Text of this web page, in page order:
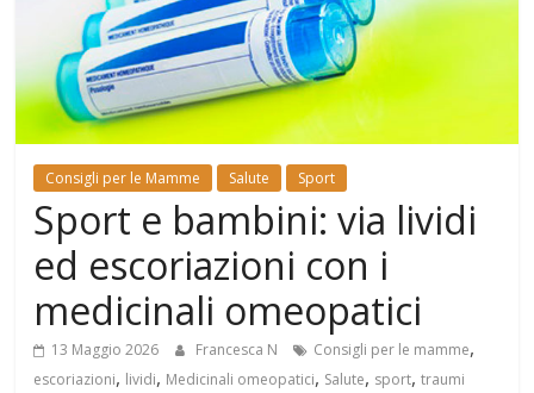
Consigli per le Mamme Salute Sport
Sport e bambini: via lividi
ed escoriazioni con i
medicinali omeopatici
13 Maggio 2026 Francesca N Consigli per le mamme,
escoriazioni, lividi, Medicinali omeopatici, Salute, sport,traumi